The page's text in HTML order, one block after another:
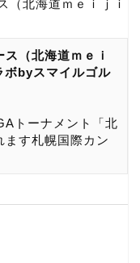
（北海道ｍｅｉｊｉ
（北海道ｍｅｉ
ボbyスマイルゴル
トーナメント「北
ます札幌国際カン